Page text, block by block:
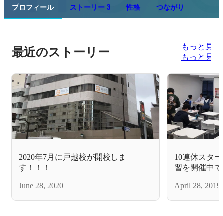
プロフィール ストーリー 3 性格 つながり
最近のストーリー
もっと見る
もっと見る
2020年7月に戸越校が開校しま
す！！！
June 28, 2020
10連休スタ
習を開催中
April 28, 2019